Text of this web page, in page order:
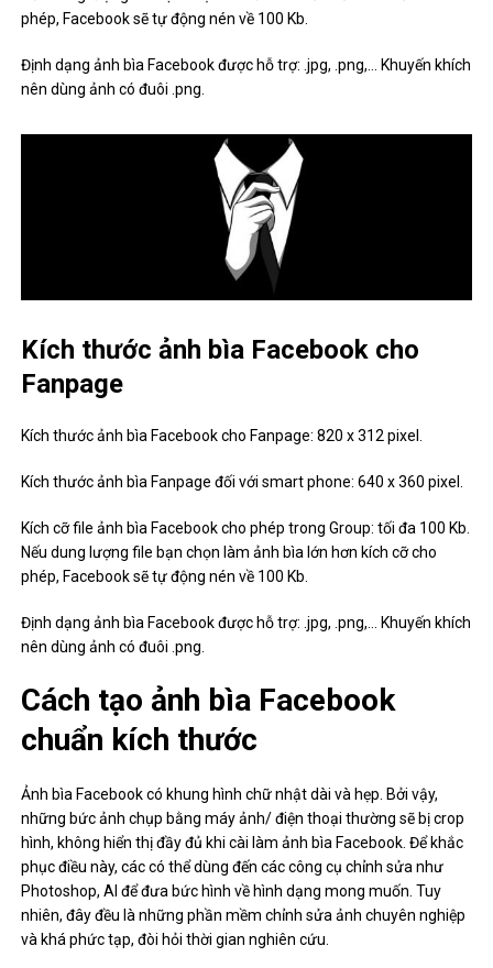
phép, Facebook sẽ tự động nén về 100 Kb.
Định dạng ảnh bìa Facebook được hỗ trợ: .jpg, .png,… Khuyến khích
nên dùng ảnh có đuôi .png.
Kích thước ảnh bìa Facebook cho
Fanpage
Kích thước ảnh bìa Facebook cho Fanpage: 820 x 312 pixel.
Kích thước ảnh bìa Fanpage đối với smart phone: 640 x 360 pixel.
Kích cỡ file ảnh bìa Facebook cho phép trong Group: tối đa 100 Kb.
Nếu dung lượng file bạn chọn làm ảnh bìa lớn hơn kích cỡ cho
phép, Facebook sẽ tự động nén về 100 Kb.
Định dạng ảnh bìa Facebook được hỗ trợ: .jpg, .png,… Khuyến khích
nên dùng ảnh có đuôi .png.
Cách tạo ảnh bìa Facebook
chuẩn kích thước
Ảnh bìa Facebook có khung hình chữ nhật dài và hẹp. Bởi vậy,
những bức ảnh chụp bằng máy ảnh/ điện thoại thường sẽ bị crop
hình, không hiển thị đầy đủ khi cài làm ảnh bìa Facebook. Để khắc
phục điều này, các có thể dùng đến các công cụ chỉnh sửa như
Photoshop, AI để đưa bức hình về hình dạng mong muốn. Tuy
nhiên, đây đều là những phần mềm chỉnh sửa ảnh chuyên nghiệp
và khá phức tạp, đòi hỏi thời gian nghiên cứu.